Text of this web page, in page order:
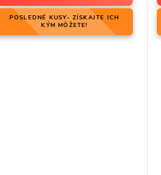
POSLEDNÉ KUSY- ZÍSKAJTE ICH
KÝM MÔŽETE!